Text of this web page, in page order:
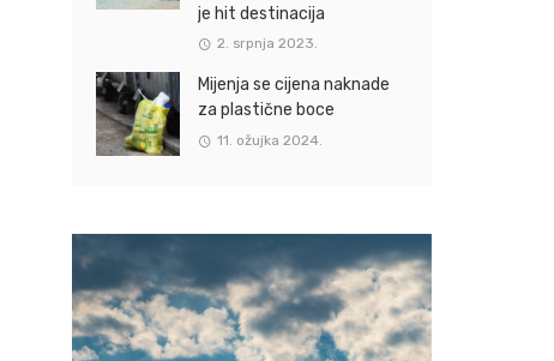
je hit destinacija
2. srpnja 2023.
Mijenja se cijena naknade
za plastične boce
11. ožujka 2024.